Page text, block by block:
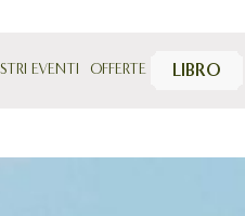
EVENTI OFFERTE LIBRO